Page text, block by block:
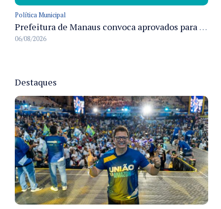
Política Municipal
Prefeitura de Manaus convoca aprovados para Campanha de Vacinação Antirrábica Animal e fixa prazo para pré-admissão
06/08/2026
Destaques